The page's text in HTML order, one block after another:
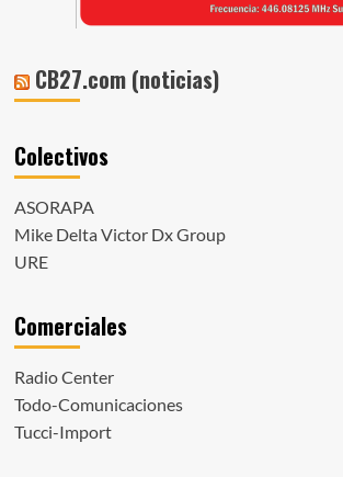
CB27.com (noticias)
Colectivos
ASORAPA
Mike Delta Victor Dx Group
URE
Comerciales
Radio Center
Todo-Comunicaciones
Tucci-Import